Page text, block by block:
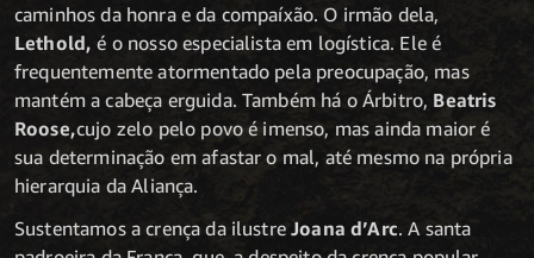
caminhos da honra e da compaíxão. O irmão dela,
Lethold,é o nosso especialista em logística. Ele é
frequentemente atormentado pela preocupação, mas
mantém a cabeça erguida. Também há o Árbitro, Beatris
Roose,cujo zelo pelo povo é imenso, mas ainda maior é
sua determinação em afastar o mal, até mesmo na própria
hierarquia da Aliança.
Sustentamos a crença da ilustreJoana d’Arc. A santa